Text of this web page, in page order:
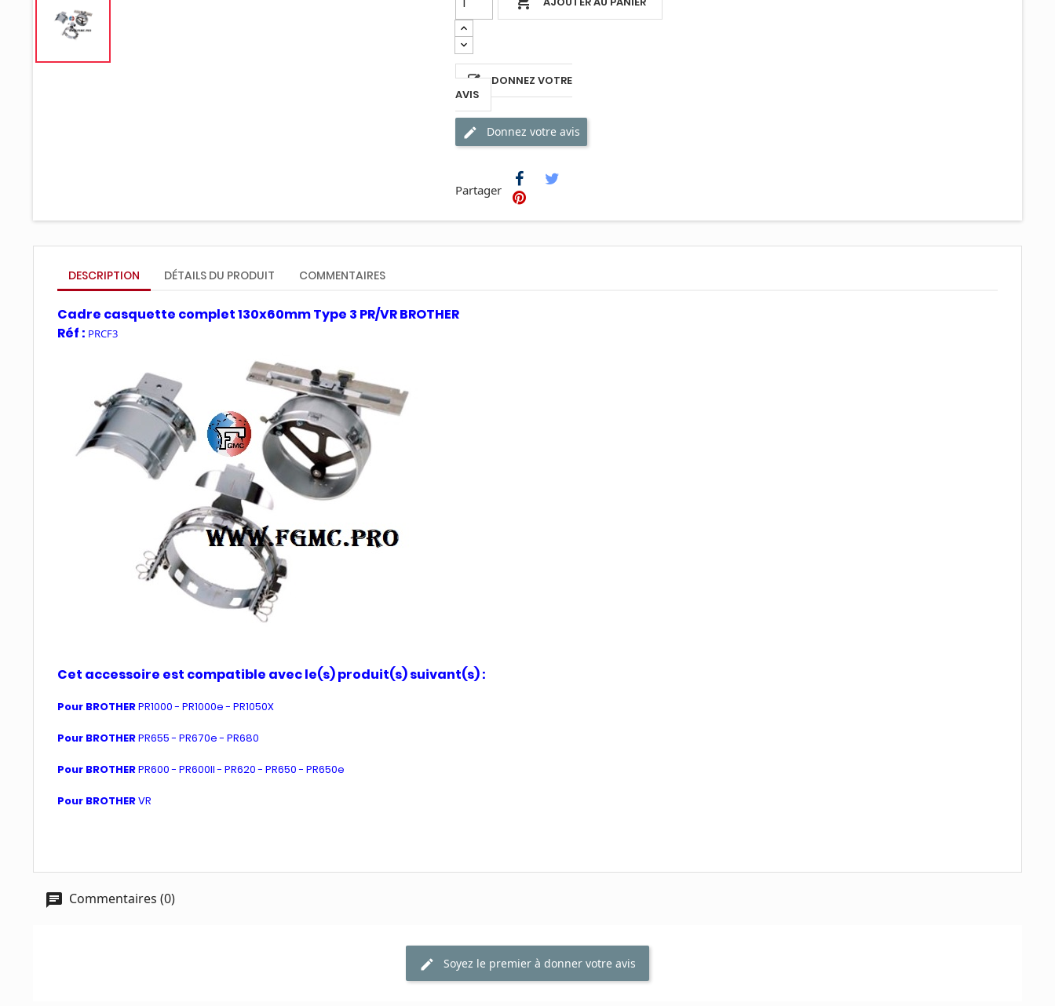
DONNEZ VOTRE
AVIS
Donnez votre avis
Partager
DESCRIPTION DÉTAILS DU PRODUIT COMMENTAIRES
Cadre casquette complet 130x60mm Type 3 PR/VR BROTHER
Réf : PRCF3
Cet accessoire est compatible avec le(s) produit(s) suivant(s) :
Pour BROTHERPR1000 - PR1000e - PR1050X
Pour BROTHERPR655 - PR670e - PR680
Pour BROTHERPR600 - PR600II - PR620 - PR650 - PR650e
Pour BROTHERVR
Commentaires (0)
Soyez le premier à donner votre avis